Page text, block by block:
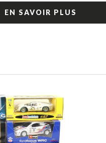
EN SAVOIR PLUS